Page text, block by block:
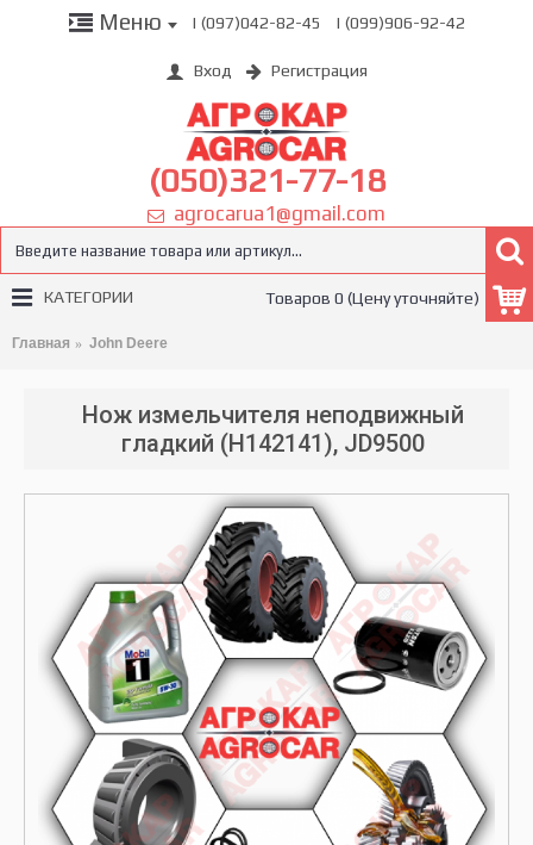
Меню | (097)042-82-45 | (099)906-92-42
Вход Регистрация
(050)321-77-18
agrocarua1@gmail.com
Товаров 0 (Цену уточняйте)
КАТЕГОРИИ
Главная John Deere
Нож измельчителя неподвижный
гладкий (H142141), JD9500